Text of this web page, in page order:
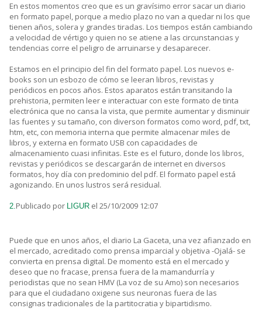
En estos momentos creo que es un gravísimo error sacar un diario
en formato papel, porque a medio plazo no van a quedar ni los que
tienen años, solera y grandes tiradas. Los tiempos están cambiando
a velocidad de vértigo y quien no se atiene a las circunstancias y
tendencias corre el peligro de arruinarse y desaparecer.
Estamos en el principio del fin del formato papel. Los nuevos e-
books son un esbozo de cómo se leeran libros, revistas y
periódicos en pocos años. Estos aparatos están transitando la
prehistoria, permiten leer e interactuar con este formato de tinta
electrónica que no cansa la vista, que permite aumentar y disminuir
las fuentes y su tamaño, con diverson formatos como word, pdf, txt,
htm, etc, con memoria interna que permite almacenar miles de
libros, y externa en formato USB con capacidades de
almacenamiento cuasi infinitas. Este es el futuro, donde los libros,
revistas y periódicos se descargarán de internet en diversos
formatos, hoy día con predominio del pdf. El formato papel está
agonizando. En unos lustros será residual.
2.Publicado por LIGUR el 25/10/2009 12:07
Puede que en unos años, el diario La Gaceta, una vez afianzado en
el mercado, acreditado como prensa imparcial y objetiva -Ojalá- se
convierta en prensa digital. De momento está en el mercado y
deseo que no fracase, prensa fuera de la mamandurría y
periodistas que no sean HMV (La voz de su Amo) son necesarios
para que el ciudadano oxigene sus neuronas fuera de las
consignas tradicionales de la partitocratia y bipartidismo.